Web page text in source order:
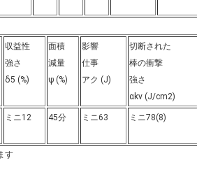
収益性
強さ
δ5 (%)
面積
減量
ψ (%)
影響
仕事
アク (J)
切断された
棒の衝撃
強さ
αkv (J/cm2)
ミニ12 45分 ミニ63 ミニ78(8)
す